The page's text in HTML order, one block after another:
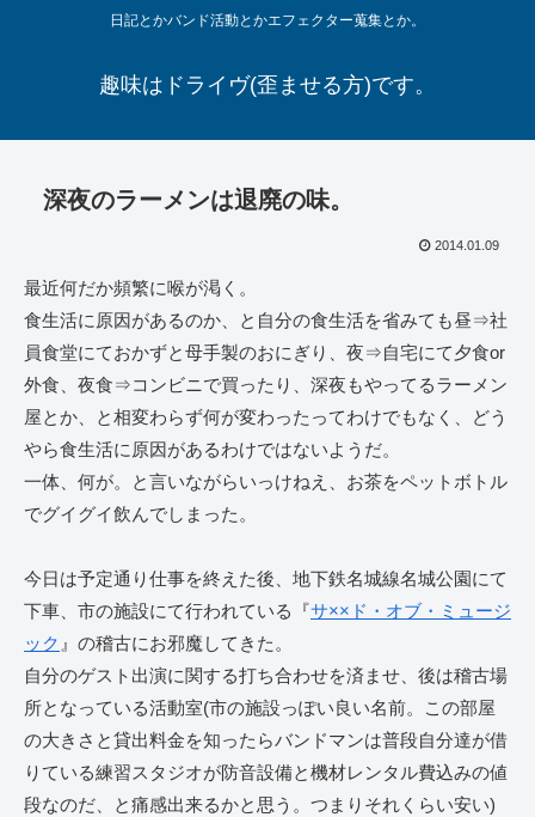
日記とかバンド活動とかエフェクター蒐集とか。
趣味はドライヴ(歪ませる方)です。
深夜のラーメンは退廃の味。
2014.01.09
最近何だか頻繁に喉が渇く。
食生活に原因があるのか、と自分の食生活を省みても昼⇒社
員食堂にておかずと母手製のおにぎり、夜⇒自宅にて夕食or
外食、夜食⇒コンビニで買ったり、深夜もやってるラーメン
屋とか、と相変わらず何が変わったってわけでもなく、どう
やら食生活に原因があるわけではないようだ。
一体、何が。と言いながらいっけねえ、お茶をペットボトル
でグイグイ飲んでしまった。
今日は予定通り仕事を終えた後、地下鉄名城線名城公園にて
下車、市の施設にて行われている『サ××ド・オブ・ミュージ
ック 』の稽古にお邪魔してきた。
自分のゲスト出演に関する打ち合わせを済ませ、後は稽古場
所となっている活動室(市の施設っぽい良い名前。この部屋
の大きさと貸出料金を知ったらバンドマンは普段自分達が借
りている練習スタジオが防音設備と機材レンタル費込みの値
段なのだ、と痛感出来るかと思う。つまりそれくらい安い)